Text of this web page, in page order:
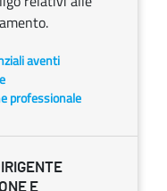
aventi
professionale
E